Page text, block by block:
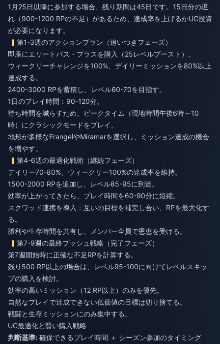
1月25日以降に参加する場合、残り期間は45日です。15日分の遅
れ（900-1200 RPの不足）があるため、達成率を上げるかUC投資
が必要になります。
第1-3週のアクションプラン（追いつきフェーズ）
即座にエリートパス・プラスを購入（25レベルブースト）。
ウィークリーチャレンジを100%、デイリーミッションを80%以上
達成する。
2400-3000 RPを蓄積し、レベル60-70を目指す。
1日のプレイ時間：90-120分。
待ち時間を減らすため、ピークタイム（現地時間午後6時～10
時）にクラシックモードをプレイ。
地形が多様なErangelやMiramarを選択し、ミッション達成の機会
を増やす。
第4-6週の最適化戦術（継続フェーズ）
デイリー70-80%、ウィークリー100%の達成率を維持。
1500-2000 RPを追加し、レベル85-95に到達。
効率が上がってきたら、プレイ時間を60-90分に短縮。
スクワッド連携を導入：互いの目標を補完し合い、RPを最大化す
る。
勝利や生存時間を共有し、メンバー全員で恩恵を受ける。
第7-9週の最終プッシュ戦略（完了フェーズ）
第7週開始時に正確な不足RPを計算する。
残り500 RP以上の場合は、レベル95-100に向けてレベルスキッ
プの購入を検討。
効率の高いミッション（12 RP以上）のみを優先。
自然なプレイで達成できない低価値の目標は切り捨てる。
戦闘と生存ミッションにのみ集中する。
UC最適化と賢い購入戦略
判断基準: 確保できるプレイ時間 ＋ シーズン参加のタイミング